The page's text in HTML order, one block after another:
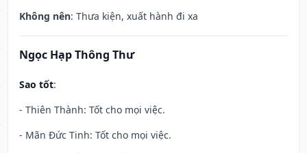
Không nên: Thưa kiện, xuất hành đi xa
Ngọc Hạp Thông Thư
Sao tốt:
- Thiên Thành: Tốt cho mọi việc.
- Mãn Đức Tinh: Tốt cho mọi việc.